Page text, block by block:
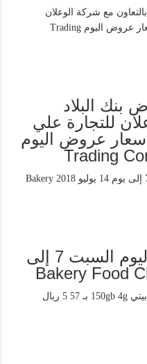
البلاد
للتجارة علي
عروض اليوم
Trading
عروض لولو جدة من اليوم السبت 7 إلى